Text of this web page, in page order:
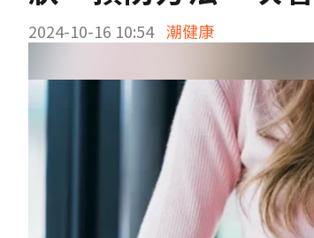
2024-10-16 10:54 潮健康